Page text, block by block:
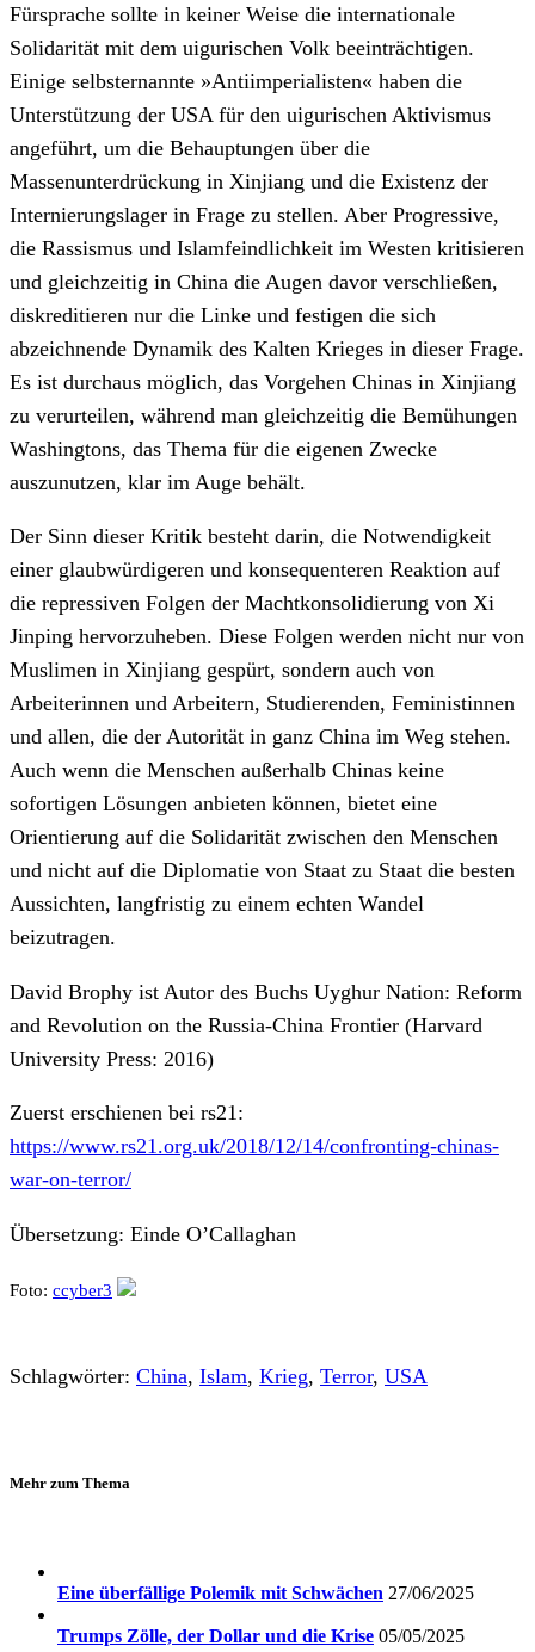
Fürsprache sollte in keiner Weise die internationale
Solidarität mit dem uigurischen Volk beeinträchtigen.
Einige selbsternannte »Antiimperialisten« haben die
Unterstützung der USA für den uigurischen Aktivismus
angeführt, um die Behauptungen über die
Massenunterdrückung in Xinjiang und die Existenz der
Internierungslager in Frage zu stellen. Aber Progressive,
die Rassismus und Islamfeindlichkeit im Westen kritisieren
und gleichzeitig in China die Augen davor verschließen,
diskreditieren nur die Linke und festigen die sich
abzeichnende Dynamik des Kalten Krieges in dieser Frage.
Es ist durchaus möglich, das Vorgehen Chinas in Xinjiang
zu verurteilen, während man gleichzeitig die Bemühungen
Washingtons, das Thema für die eigenen Zwecke
auszunutzen, klar im Auge behält.
Der Sinn dieser Kritik besteht darin, die Notwendigkeit
einer glaubwürdigeren und konsequenteren Reaktion auf
die repressiven Folgen der Machtkonsolidierung von Xi
Jinping hervorzuheben. Diese Folgen werden nicht nur von
Muslimen in Xinjiang gespürt, sondern auch von
Arbeiterinnen und Arbeitern, Studierenden, Feministinnen
und allen, die der Autorität in ganz China im Weg stehen.
Auch wenn die Menschen außerhalb Chinas keine
sofortigen Lösungen anbieten können, bietet eine
Orientierung auf die Solidarität zwischen den Menschen
und nicht auf die Diplomatie von Staat zu Staat die besten
Aussichten, langfristig zu einem echten Wandel
beizutragen.
David Brophy ist Autor des Buchs Uyghur Nation: Reform
and Revolution on the Russia-China Frontier (Harvard
University Press: 2016)
Zuerst erschienen bei rs21:
https://www.rs21.org.uk/2018/12/14/confronting-chinas-
war-on-terror/
Übersetzung: Einde O’Callaghan
Foto: ccyber3
Schlagwörter: China, Islam, Krieg, Terror, USA
Mehr zum Thema
Eine überfällige Polemik mit Schwächen 27/06/2025
Trumps Zölle, der Dollar und die Krise 05/05/2025